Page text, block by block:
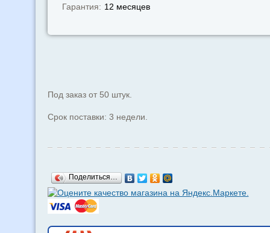
Гарантия: 12 месяцев
Под заказ от 50 штук.
Срок поставки: 3 недели.
Поделиться…